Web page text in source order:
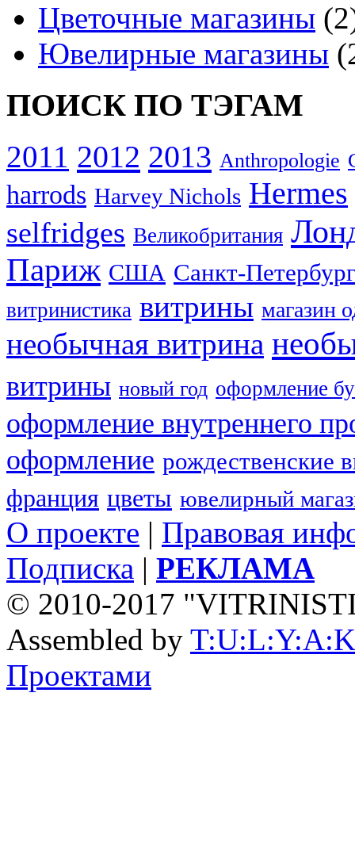
Цветочные магазины
Ювелирные магазины
ПОИСК ПО ТЭГАМ
2011 2012 2013 Anthropologie
harrods Harvey Nichols Hermes
selfridges Великобритания
Париж США Санкт-
витринистика витрины магазин
необычная витрина
витрины новый год оформление
оформление внутреннего
оформление рождественские
франция цветы ювелирный
О проекте | Правовая
Подписка | РЕКЛАМА
© 2010-2017
Assembled by
Проектами